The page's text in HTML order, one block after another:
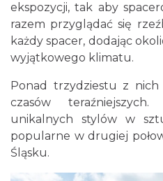
ekspozycji, tak aby
razem przyglądać się
każdy spacer, dodając
wyjątkowego klimatu.
Ponad trzydziestu z
czasów
unikalnych stylów w
popularne w drugiej
Śląsku.